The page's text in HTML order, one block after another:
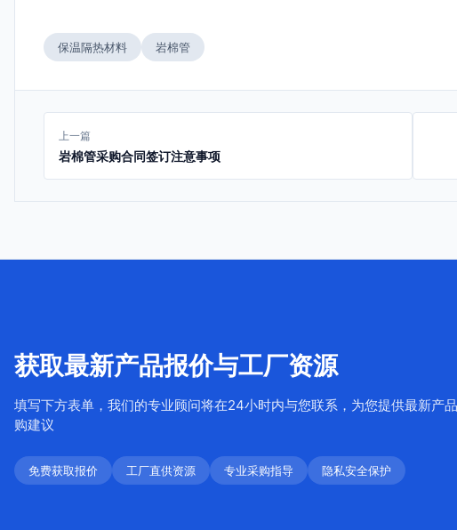
保温隔热材料 岩棉管
上一篇
岩棉管采购合同签订注意事项
获取最新产品报价与工厂资源
填写下方表单，我们的专业顾问将在24小时内与您联系，为您提供最新产
购建议
免费获取报价 工厂直供资源 专业采购指导 隐私安全保护